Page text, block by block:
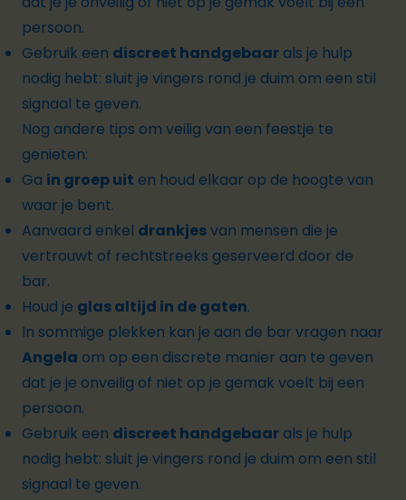
persoon.
Gebruik een discreet handgebaar als je hulp
nodig hebt: sluit je vingers rond je duim om een stil
signaal te geven.
Nog andere tips om veilig van een feestje te
genieten:
Ga in groep uit en houd elkaar op de hoogte van
waar je bent.
Aanvaard enkel drankjesvan mensen die je
vertrouwt of rechtstreeks geserveerd door de
bar.
Houd je glas altijd in de gaten.
In sommige plekken kan je aan de bar vragen naar
Angela om op een discrete manier aan te geven
dat je je onveilig of niet op je gemak voelt bij een
persoon.
Gebruik een discreet handgebaar als je hulp
nodig hebt: sluit je vingers rond je duim om een stil
signaal te geven.